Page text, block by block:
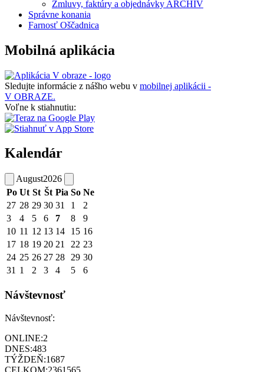
Zmluvy, faktúry a objednávky ARCHÍV
Správne konania
Farnosť Oščadnica
Mobilná aplikácia
Sledujte informácie z nášho webu v mobilnej aplikácii -
V OBRAZE.
Voľne k stiahnutiu:
Kalendár
August2026
Po Ut St Št Pia So Ne
27 28 29 30 31 1
2
3
4 5 6 7 8
9
10 11 12 13 14 15 16
17 18 19 20 21 22 23
24 25 26 27 28 29 30
31 1 2 3 4 5 6
Návštevnosť
Návštevnosť:
ONLINE:2
DNES:483
TÝŽDEŇ:1687
CELKOM:2361565